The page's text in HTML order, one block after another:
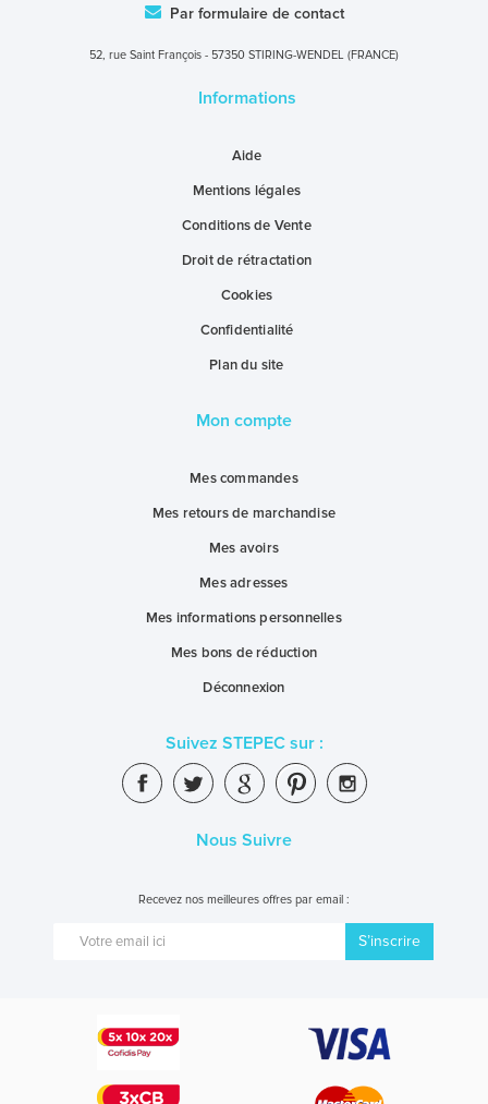
Par formulaire de contact
52, rue Saint François - 57350 STIRING-WENDEL (FRANCE)
Informations
Aide
Mentions légales
Conditions de Vente
Droit de rétractation
Cookies
Confidentialité
Plan du site
Mon compte
Mes commandes
Mes retours de marchandise
Mes avoirs
Mes adresses
Mes informations personnelles
Mes bons de réduction
Déconnexion
Suivez STEPEC sur :
Nous Suivre
Recevez nos meilleures offres par email :
S’inscrire